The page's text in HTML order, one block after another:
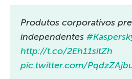
Produtos corporativos
independentes
http://t.co/2Eh11sitZh
pic.twitter.com/